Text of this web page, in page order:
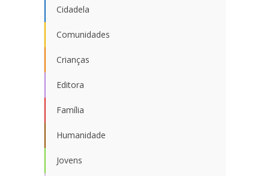
Cidadela
Comunidades
Crianças
Editora
Família
Humanidade
Jovens